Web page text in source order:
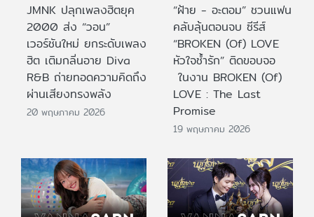
JMNK ปลุกเพลงฮิตยุค
2000 ส่ง “วอน”
เวอร์ชันใหม่ ยกระดับเพลง
ฮิต เติมกลิ่นอาย Diva
R&B ถ่ายทอดความคิดถึง
ผ่านเสียงทรงพลัง
20 พฤษภาคม 2026
“ฝ้าย - อะตอม” ชวนแฟน
คลับลุ้นตอนจบ ซีรีส์
“BROKEN (Of) LOVE
หัวใจช้ำรัก” ติดขอบจอ
ในงาน BROKEN (Of)
LOVE : The Last
Promise
19 พฤษภาคม 2026